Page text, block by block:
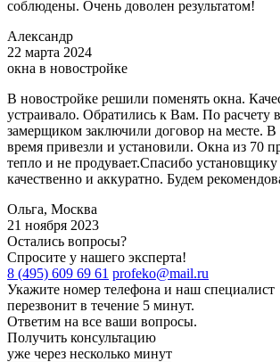
соблюдены. Очень доволен результатом!
Александр
22 марта 2024
окна в новостройке
В новостройке решили поменять окна.
устраивало. Обратились к Вам. По расчету
замерщиком заключили договор на месте. В
время привезли и установили. Окна из 70
тепло и не продувает.Спасибо установщику
качественно и аккуратно. Будем
Ольга, Москва
21 ноября 2023
Остались вопросы?
Спросите у нашего эксперта!
8 (495) 609 69 61 profeko@mail.ru
Укажите номер телефона и наш специалист
перезвонит в течение 5 минут.
Ответим на все ваши вопросы.
Получить консультацию
уже через несколько минут